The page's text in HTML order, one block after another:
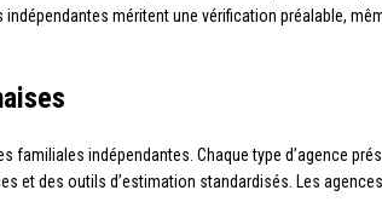
méritent une vérification préalable,
indépendantes. Chaque type d’agence
et des outils d’estimation standardisés. Les